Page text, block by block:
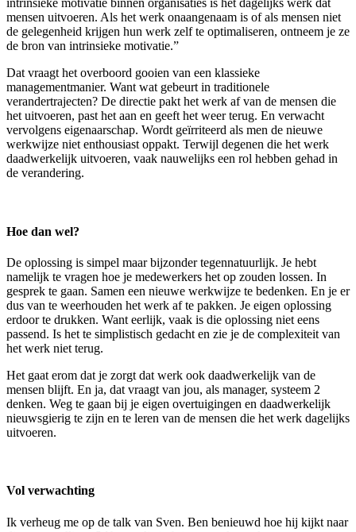
intrinsieke motivatie binnen organisaties is het dagelijks werk dat
mensen uitvoeren. Als het werk onaangenaam is of als mensen niet
de gelegenheid krijgen hun werk zelf te optimaliseren, ontneem je ze
de bron van intrinsieke motivatie.”
Dat vraagt het overboord gooien van een klassieke
managementmanier. Want wat gebeurt in traditionele
verandertrajecten? De directie pakt het werk af van de mensen die
het uitvoeren, past het aan en geeft het weer terug. En verwacht
vervolgens eigenaarschap. Wordt geïrriteerd als men de nieuwe
werkwijze niet enthousiast oppakt. Terwijl degenen die het werk
daadwerkelijk uitvoeren, vaak nauwelijks een rol hebben gehad in
de verandering.
Hoe dan wel?
De oplossing is simpel maar bijzonder tegennatuurlijk. Je hebt
namelijk te vragen hoe je medewerkers het op zouden lossen. In
gesprek te gaan. Samen een nieuwe werkwijze te bedenken. En je er
dus van te weerhouden het werk af te pakken. Je eigen oplossing
erdoor te drukken. Want eerlijk, vaak is die oplossing niet eens
passend. Is het te simplistisch gedacht en zie je de complexiteit van
het werk niet terug.
Het gaat erom dat je zorgt dat werk ook daadwerkelijk van de
mensen blijft. En ja, dat vraagt van jou, als manager, systeem 2
denken. Weg te gaan bij je eigen overtuigingen en daadwerkelijk
nieuwsgierig te zijn en te leren van de mensen die het werk dagelijks
uitvoeren.
Vol verwachting
Ik verheug me op de talk van Sven. Ben benieuwd hoe hij kijkt naar